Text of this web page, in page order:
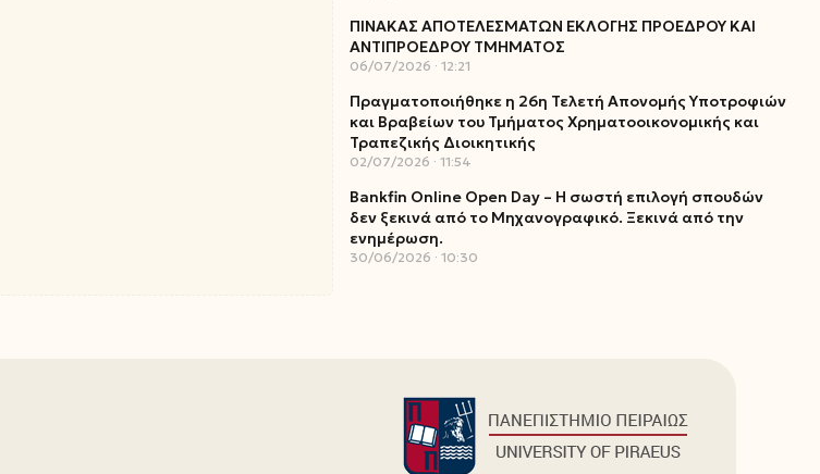
ΠΙΝΑΚΑΣ ΑΠΟΤΕΛΕΣΜΑΤΩΝ ΕΚΛΟΓΗΣ ΠΡΟΕΔΡΟΥ ΚΑΙ
ΑΝΤΙΠΡΟΕΔΡΟΥ ΤΜΗΜΑΤΟΣ
06/07/2026 12:21
Πραγματοποιήθηκε η 26η Τελετή Απονομής Υποτροφιών
και Βραβείων του Τμήματος Χρηματοοικονομικής και
Τραπεζικής Διοικητικής
02/07/2026 11:54
Bankfin Online Open Day – Η σωστή επιλογή σπουδών
δεν ξεκινά από το Μηχανογραφικό. Ξεκινά από την
ενημέρωση.
30/06/2026 10:30